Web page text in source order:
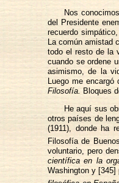
Nos
del Presidente
recuerdo
La común amistad
todo el resto de la
cuando se ordene
asimismo, de la
Luego me encargó
Filosofía. Bloques
He aquí sus
otros países de
(1911), donde ha
Filosofía de
voluntario, pero
científica en la
Washington y